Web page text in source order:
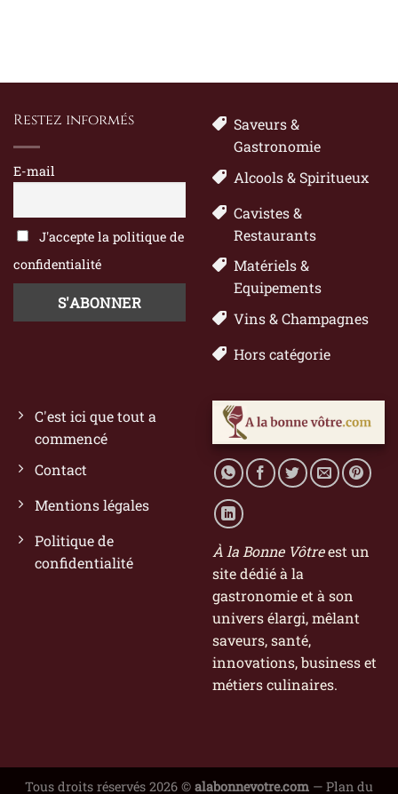
Restez informés
E-mail
J'accepte la politique de
confidentialité
Saveurs &
Gastronomie
Alcools & Spiritueux
Cavistes &
Restaurants
Matériels &
Equipements
Vins & Champagnes
Hors catégorie
C'est ici que tout a
commencé
Contact
Mentions légales
Politique de
confidentialité
À la Bonne Vôtreest un
site dédié à la
gastronomie et à son
univers élargi, mêlant
saveurs, santé,
innovations, business et
métiers culinaires.
Tous droits réservés 2026 © alabonnevotre.com — Plan du